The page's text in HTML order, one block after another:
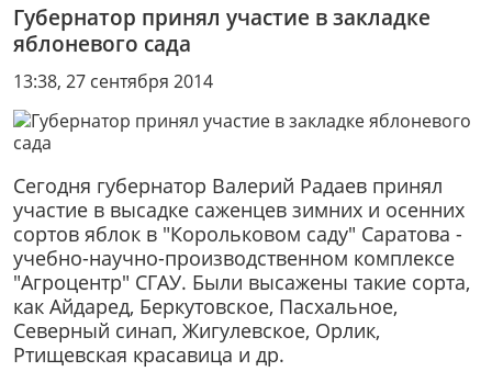
Губернатор принял участие в закладке
яблоневого сада
13:38, 27 сентября 2014
Сегодня губернатор Валерий Радаев принял
участие в высадке саженцев зимних и осенних
сортов яблок в "Корольковом саду" Саратова -
учебно-научно-производственном комплексе
"Агроцентр" СГАУ. Были высажены такие сорта,
как Айдаред, Беркутовское, Пасхальное,
Северный синап, Жигулевское, Орлик,
Ртищевская красавица и др.